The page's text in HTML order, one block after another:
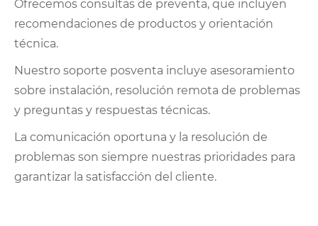
Ofrecemos consultas de preventa, que incluyen
recomendaciones de productos y orientación
técnica.
Nuestro soporte posventa incluye asesoramiento
sobre instalación, resolución remota de problemas
y preguntas y respuestas técnicas.
La comunicación oportuna y la resolución de
problemas son siempre nuestras prioridades para
garantizar la satisfacción del cliente.